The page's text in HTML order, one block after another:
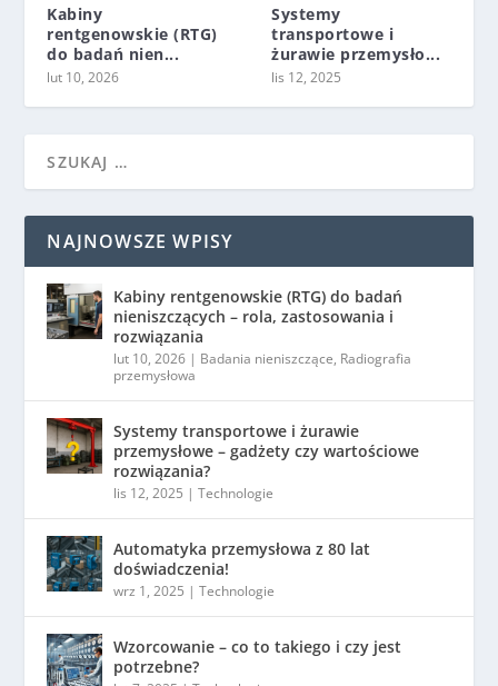
Kabiny
rentgenowskie (RTG)
do badań nien...
lut 10, 2026
Systemy
transportowe i
żurawie przemysło...
lis 12, 2025
NAJNOWSZE WPISY
Kabiny rentgenowskie (RTG) do badań
nieniszczących – rola, zastosowania i
rozwiązania
lut 10, 2026 | Badania nieniszczące, Radiografia
przemysłowa
Systemy transportowe i żurawie
przemysłowe – gadżety czy wartościowe
rozwiązania?
lis 12, 2025 |Technologie
Automatyka przemysłowa z 80 lat
doświadczenia!
wrz 1, 2025 |Technologie
Wzorcowanie – co to takiego i czy jest
potrzebne?